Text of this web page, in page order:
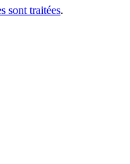
sont traitées.